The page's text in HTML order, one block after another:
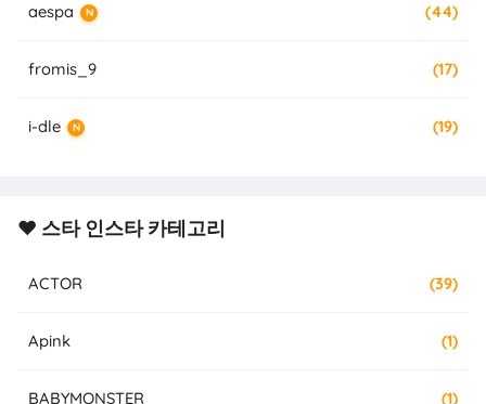
aespa N (44)
fromis_9 (17)
i-dle N (19)
❤️ 스타 인스타 카테고리
ACTOR (39)
Apink (1)
BABYMONSTER (1)